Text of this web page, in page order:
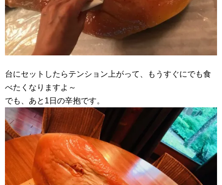
台にセットしたらテンション上がって、もうすぐにでも食
べたくなりますよ～
でも、あと1日の辛抱です。